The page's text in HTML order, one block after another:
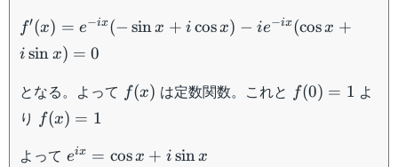
x+i\sin
x)
f'(x)=e^{-
ix}(-\sin
x+i\cos
x)-ie^{-
ix}(\cos
x+i\sin
x)=0
f′(x) = e−ix(− sinx + i cosx) − ie−ix(cosx +
i sin x) = 0
となる。よって f(x)
f(x) は定数関数。これと f(0)=1
f(0) = 1 よ
り f(x)=1
f(x) = 1
よって e^{ix}=\cos
eix = cosx + i sinx